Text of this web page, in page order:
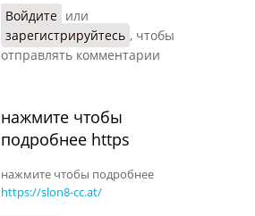
Войдите или
зарегистрируйтесь , чтобы
отправлять комментарии
нажмите чтобы
подробнее https
нажмите чтобы подробнее
https://slon8-cc.at/